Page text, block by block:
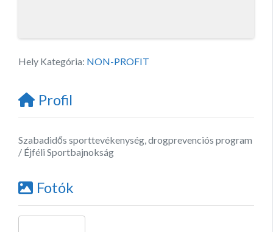
Hely Kategória: NON-PROFIT
Profil
Szabadidős sporttevékenység, drogprevenciós program
/ Éjféli Sportbajnokság
Fotók